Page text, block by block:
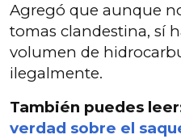
Agregó que aunque
tomas clandestina, sí
volumen de
ilegalmente.
También puedes
verdad sobre el